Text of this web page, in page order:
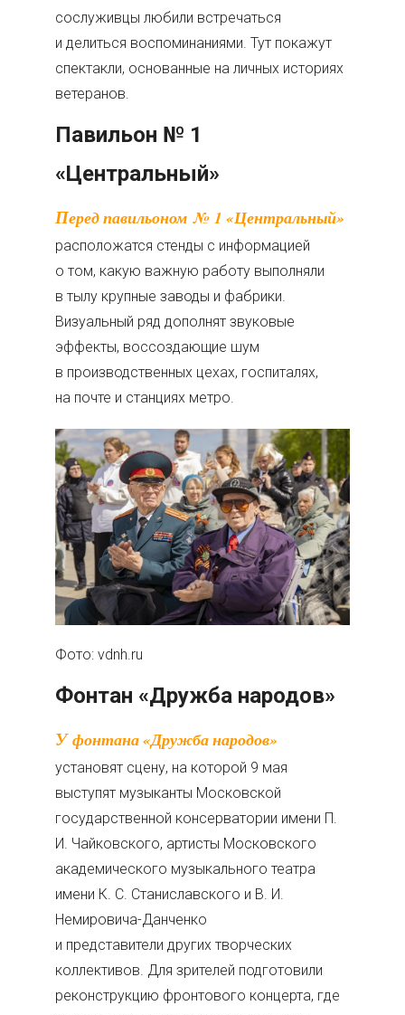
сослуживцы любили встречаться
и делиться воспоминаниями. Тут покажут
спектакли, основанные на личных историях
ветеранов.
Павильон № 1
«Центральный»
Перед павильоном № 1 «Центральный»
расположатся стенды с информацией
о том, какую важную работу выполняли
в тылу крупные заводы и фабрики.
Визуальный ряд дополнят звуковые
эффекты, воссоздающие шум
в производственных цехах, госпиталях,
на почте и станциях метро.
Фото: vdnh.ru
Фонтан «Дружба народов»
У фонтана «Дружба народов»
установят сцену, на которой 9 мая
выступят музыканты Московской
государственной консерватории имени П.
И. Чайковского, артисты Московского
академического музыкального театра
имени К. С. Станиславского и В. И.
Немировича-Данченко
и представители других творческих
коллективов. Для зрителей подготовили
реконструкцию фронтового концерта, где